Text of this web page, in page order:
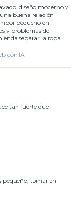
diseño moderno y
buena relación
pequeño en
y problemas de
separar la ropa
con IA
tan fuerte que
pequeño, tomar en